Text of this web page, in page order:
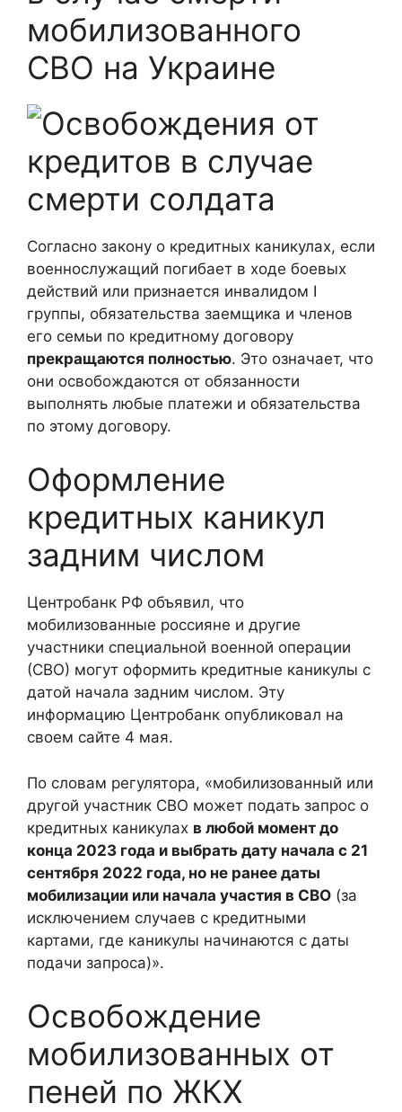
мобилизованного
СВО на Украине
Согласно закону о кредитных каникулах, если
военнослужащий погибает в ходе боевых
действий или признается инвалидом I
группы, обязательства заемщика и членов
его семьи по кредитному договору
прекращаются полностью. Это означает, что
они освобождаются от обязанности
выполнять любые платежи и обязательства
по этому договору.
Оформление
кредитных каникул
задним числом
Центробанк РФ объявил, что
мобилизованные россияне и другие
участники специальной военной операции
(СВО) могут оформить кредитные каникулы с
датой начала задним числом. Эту
информацию Центробанк опубликовал на
своем сайте 4 мая.
По словам регулятора, «мобилизованный или
другой участник СВО может подать запрос о
кредитных каникулах в любой момент до
конца 2023 года и выбрать дату начала с 21
сентября 2022 года, но не ранее даты
мобилизации или начала участия в СВО (за
исключением случаев с кредитными
картами, где каникулы начинаются с даты
подачи запроса)».
Освобождение
мобилизованных от
пеней по ЖКХ